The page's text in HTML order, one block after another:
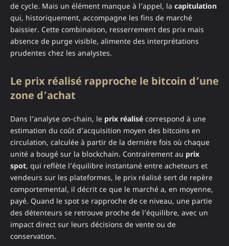
de cycle. Mais un élément manque à l’appel, la capitulation
qui, historiquement, accompagne les fins de marché
baissier. Cette combinaison, resserrement des prix mais
absence de purge visible, alimente des interprétations
prudentes chez les analystes.
Le prix réalisé rapproche le bitcoin d’une
zone d’achat
Dans l’analyse on-chain, le prix réalisé correspond à une
estimation du coût d’acquisition moyen des bitcoins en
circulation, calculée à partir de la dernière fois où chaque
unité a bougé sur la blockchain. Contrairement au prix
spot, qui reflète l’équilibre instantané entre acheteurs et
vendeurs sur les plateformes, le prix réalisé sert de repère
comportemental, il décrit ce que le marché a, en moyenne,
payé. Quand le spot se rapproche de ce niveau, une partie
des détenteurs se retrouve proche de l’équilibre, avec un
impact direct sur leurs décisions de vente ou de
conservation.